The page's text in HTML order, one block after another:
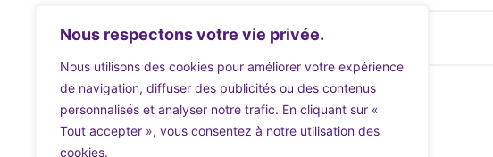
Nous respectons votre vie privée.
Nous utilisons des cookies pour améliorer votre expérience
de navigation, diffuser des publicités ou des contenus
personnalisés et analyser notre trafic. En cliquant sur «
Tout accepter », vous consentez à notre utilisation des
cookies.